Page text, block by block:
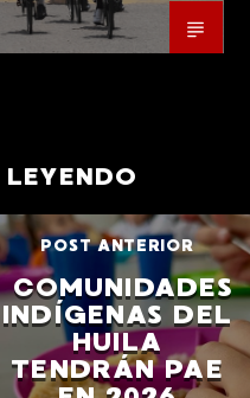
POST ANTERIOR
COMUNIDADES
INDÍGENAS DEL
HUILA
TENDRÁN PAE